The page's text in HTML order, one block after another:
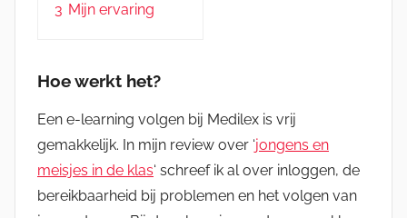
3 Mijn ervaring
Hoe werkt het?
Een e-learning volgen bij Medilex is vrij
gemakkelijk. In mijn review over ‘jongens en
meisjes in de klas‘ schreef ik al over inloggen, de
bereikbaarheid bij problemen en het volgen van